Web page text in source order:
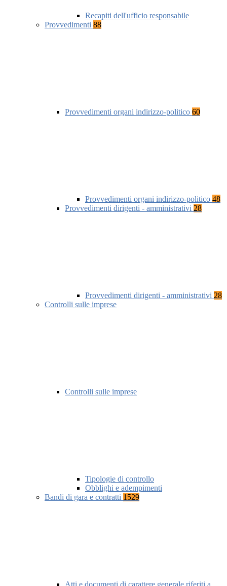
Recapiti dell'ufficio responsabile
Provvedimenti 88
Provvedimenti organi indirizzo-politico 60
Provvedimenti organi indirizzo-politico 48
Provvedimenti dirigenti - amministrativi 28
Provvedimenti dirigenti - amministrativi 28
Controlli sulle imprese
Controlli sulle imprese
Tipologie di controllo
Obblighi e adempimenti
Bandi di gara e contratti 1529